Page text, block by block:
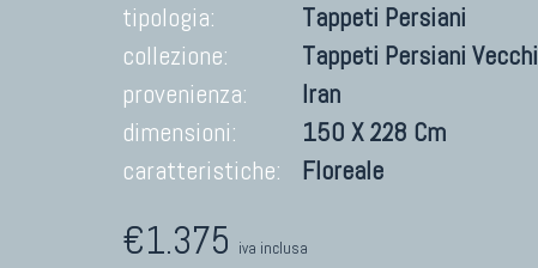
tipologia:
Tappeti Persiani
collezione:
Tappeti Persiani Vecchi
provenienza:
Iran
dimensioni:
150 X 228 Cm
caratteristiche:
Floreale
€1.375 iva inclusa